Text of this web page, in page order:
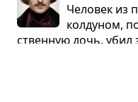
Чело­век из
кол­ду­ном,
ствен­ную дочь, убил